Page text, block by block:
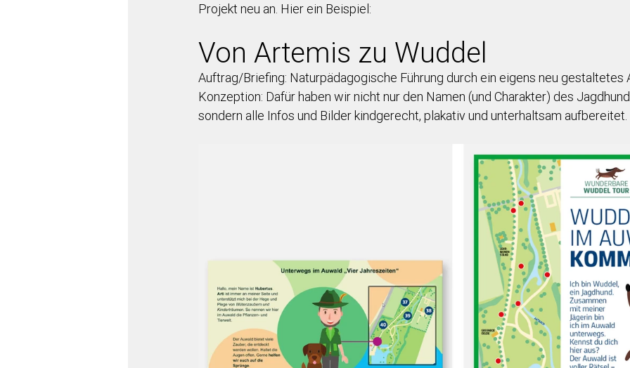
Projekt neu an. Hier ein Beispiel:
Von Artemis zu Wuddel
Auftrag/Briefing: Naturpädagogische Führung durch ein eigens neu gestaltetes
Konzeption: Dafür haben wir nicht nur den Namen (und Charakter) des
sondern alle Infos und Bilder kindgerecht, plakativ und unterhaltsam aufbereitet.